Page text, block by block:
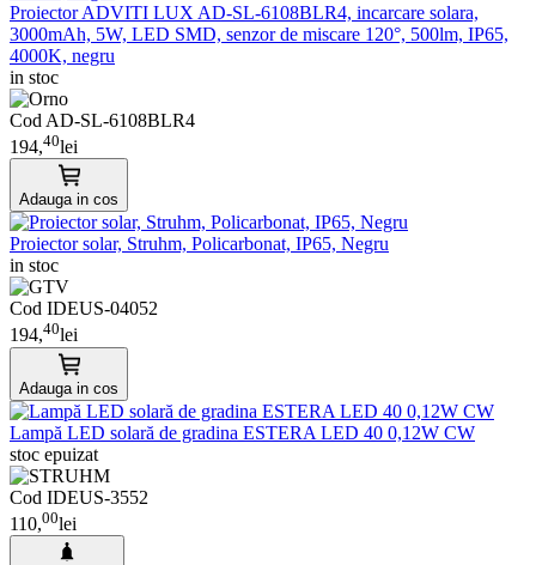
Proiector ADVITI LUX AD-SL-6108BLR4, incarcare solara,
3000mAh, 5W, LED SMD, senzor de miscare 120°, 500lm, IP65,
4000K, negru
in stoc
Cod AD-SL-6108BLR4
194,40lei
Adauga in cos
Proiector solar, Struhm, Policarbonat, IP65, Negru
in stoc
Cod IDEUS-04052
194,40lei
Adauga in cos
Lampă LED solară de gradina ESTERA LED 40 0,12W CW
stoc epuizat
Cod IDEUS-3552
110,00lei